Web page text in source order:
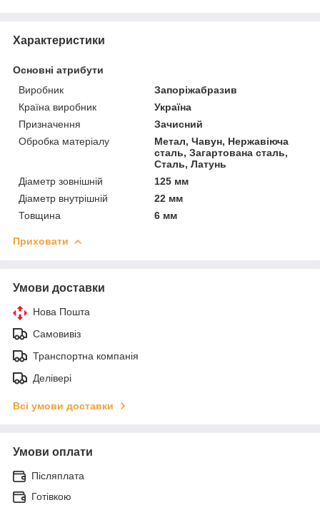
Характеристики
Основні атрибути
Виробник
Запоріжабразив
Країна виробник
Україна
Призначення
Зачисний
Обробка матеріалу
Метал, Чавун, Нержавіюча
сталь, Загартована сталь,
Сталь, Латунь
Діаметр зовнішній
125 мм
Діаметр внутрішній
22 мм
Товщина
6 мм
Приховати
Умови доставки
Нова Пошта
Самовивіз
Транспортна компанія
Делівері
Всі умови доставки
Умови оплати
Післяплата
Готівкою